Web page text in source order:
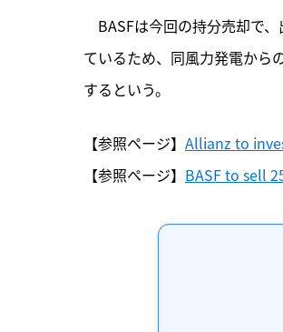
BASFは今回の持分売却で
ているため、同風力発電から
するという。
【参照ページ】 Allianz to
【参照ページ】 BASF to sell